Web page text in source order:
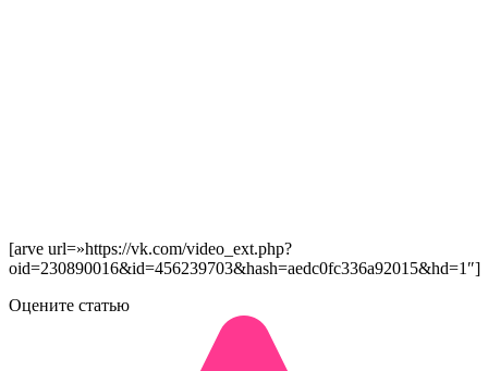
[arve url=»https://vk.com/video_ext.php?
oid=230890016&id=456239703&hash=aedc0fc336a92015&hd=1″]
Оцените статью